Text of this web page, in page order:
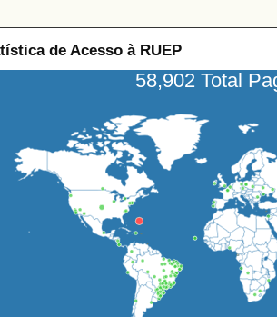
de Acesso à RUEP
58,902 Total